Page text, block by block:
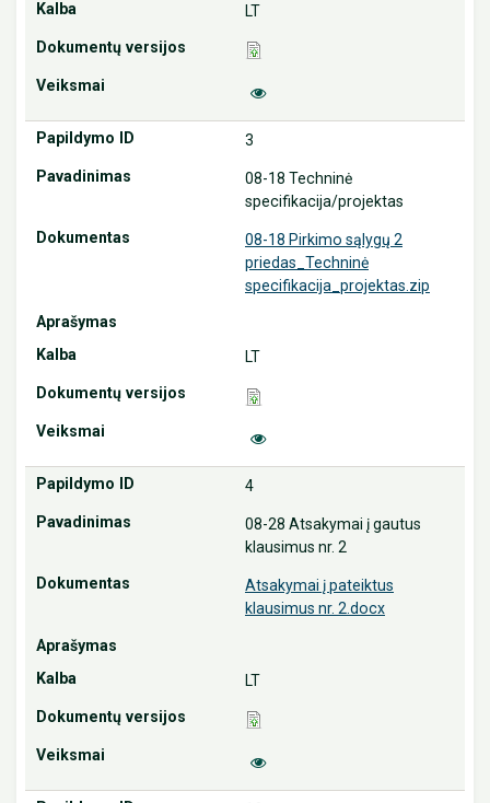
LT
3
08-18 Techninė
specifikacija/projektas
08-18 Pirkimo sąlygų 2
priedas_Techninė
specifikacija_projektas.zip
LT
4
08-28 Atsakymai į gautus
klausimus nr. 2
Atsakymai į pateiktus
klausimus nr. 2.docx
LT